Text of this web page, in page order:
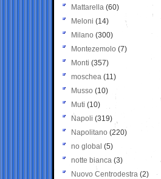
Mattarella (60)
Meloni (14)
Milano (300)
Montezemolo (7)
Monti (357)
moschea (11)
Musso (10)
Muti (10)
Napoli (319)
Napolitano (220)
no global (5)
notte bianca (3)
Nuovo Centrodestra (2)